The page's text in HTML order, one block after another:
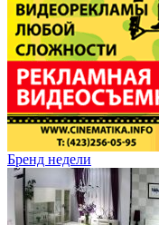
Бренд недели